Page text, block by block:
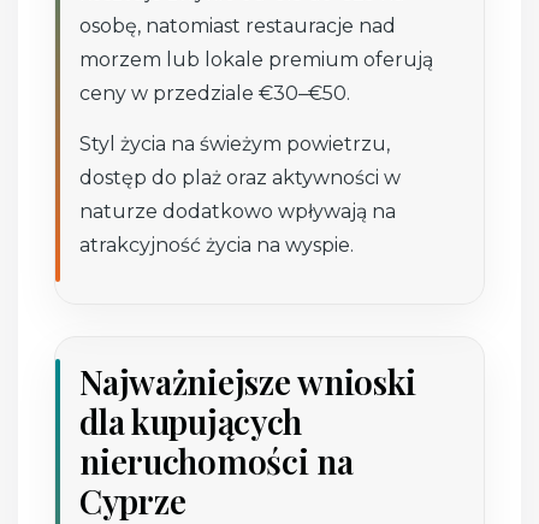
osobę, natomiast restauracje nad
morzem lub lokale premium oferują
ceny w przedziale €30–€50.
Styl życia na świeżym powietrzu,
dostęp do plaż oraz aktywności w
naturze dodatkowo wpływają na
atrakcyjność życia na wyspie.
Najważniejsze wnioski
dla kupujących
nieruchomości na
Cyprze